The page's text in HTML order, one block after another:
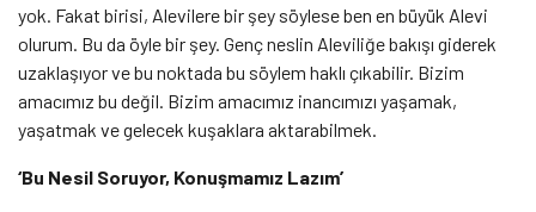
yok. Fakat birisi, Alevilere bir şey söylese ben en büyük Alevi
olurum. Bu da öyle bir şey. Genç neslin Aleviliğe bakışı giderek
uzaklaşıyor ve bu noktada bu söylem haklı çıkabilir. Bizim
amacımız bu değil. Bizim amacımız inancımızı yaşamak,
yaşatmak ve gelecek kuşaklara aktarabilmek.
‘Bu Nesil Soruyor, Konuşmamız Lazım’